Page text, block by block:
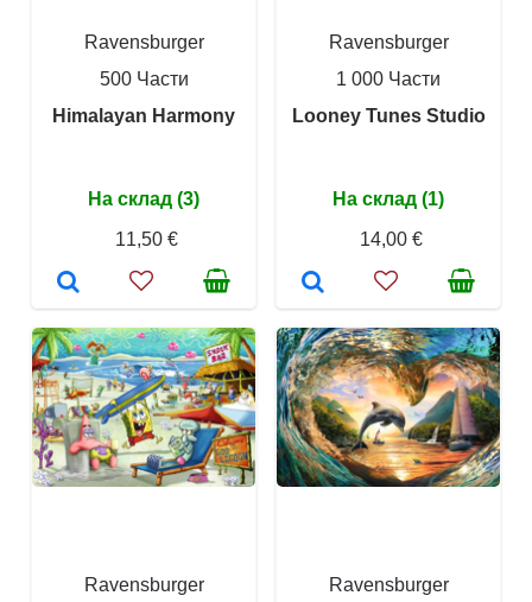
Ravensburger
500 Части
Himalayan Harmony
На склад (3)
11,50 €
Ravensburger
1 000 Части
Looney Tunes Studio
На склад (1)
14,00 €
Ravensburger
Ravensburger